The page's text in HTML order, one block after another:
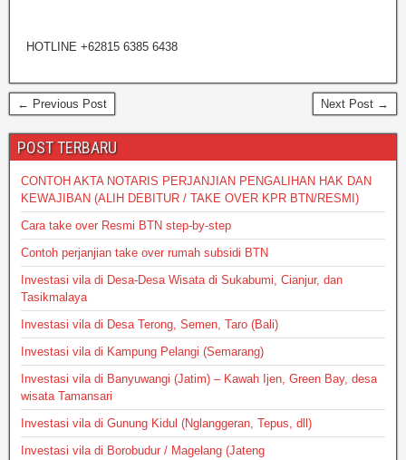
HOTLINE +62815 6385 6438
← Previous Post Next Post →
POST TERBARU
CONTOH AKTA NOTARIS PERJANJIAN PENGALIHAN HAK DAN
KEWAJIBAN (ALIH DEBITUR / TAKE OVER KPR BTN/RESMI)
Cara take over Resmi BTN step-by-step
Contoh perjanjian take over rumah subsidi BTN
Investasi vila di Desa-Desa Wisata di Sukabumi, Cianjur, dan
Tasikmalaya
Investasi vila di Desa Terong, Semen, Taro (Bali)
Investasi vila di Kampung Pelangi (Semarang)
Investasi vila di Banyuwangi (Jatim) – Kawah Ijen, Green Bay, desa
wisata Tamansari
Investasi vila di Gunung Kidul (Nglanggeran, Tepus, dll)
Investasi vila di Borobudur / Magelang (Jateng